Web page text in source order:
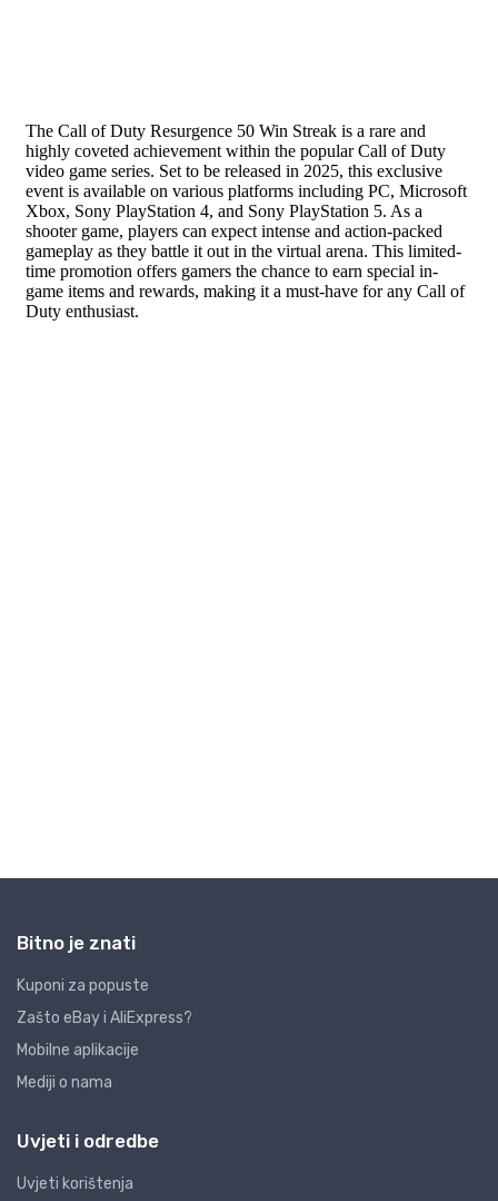
Bitno je znati
Kuponi za popuste
Zašto eBay i AliExpress?
Mobilne aplikacije
Mediji o nama
Uvjeti i odredbe
Uvjeti korištenja